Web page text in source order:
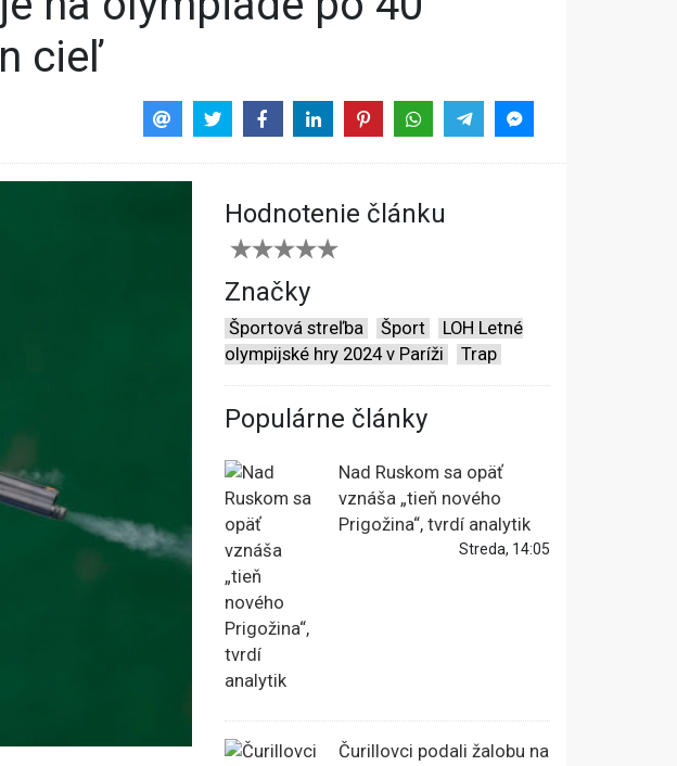
cieľ
Hodnotenie článku
Značky
Športová streľba Šport
LOH Letné
olympijské hry 2024 v Paríži
Trap
Populárne články
Nad Ruskom sa opäť
vznáša „tieň nového
Prigožina“, tvrdí analytik
Streda, 14:05
Čurillovci podali žalobu na